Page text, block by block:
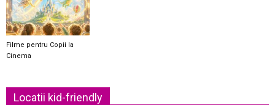
Filme pentru Copii la
Cinema
Locatii kid-friendly